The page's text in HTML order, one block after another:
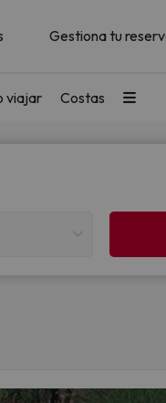
Gestiona tu
viajar Costas